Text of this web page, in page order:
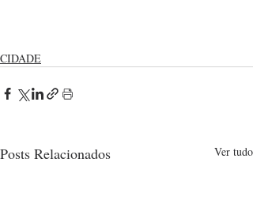
CIDADE
Posts Relacionados Ver tudo